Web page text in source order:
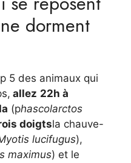
dorment
5 des animaux qui
allez 22h à
(phascolarctos
doigtsla chauve-
lucifugus),
maximus) et le